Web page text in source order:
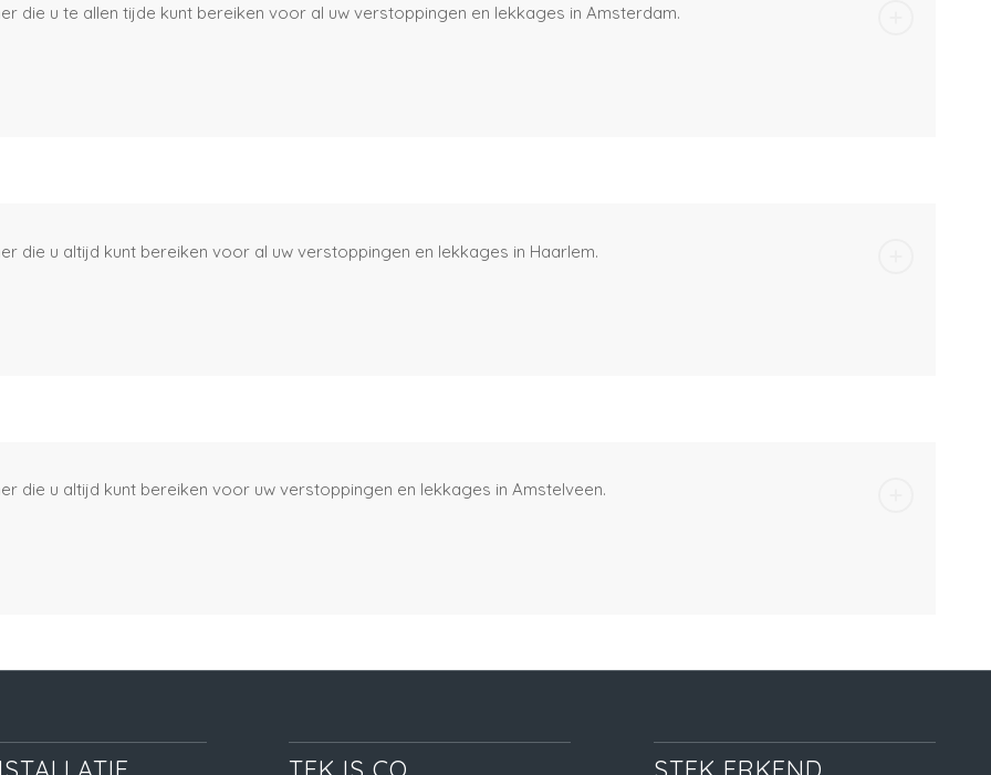
die u te allen tijde kunt bereiken voor al uw verstoppingen en lekkages in Amsterdam.
die u altijd kunt bereiken voor al uw verstoppingen en lekkages in Haarlem.
die u altijd kunt bereiken voor uw verstoppingen en lekkages in Amstelveen.